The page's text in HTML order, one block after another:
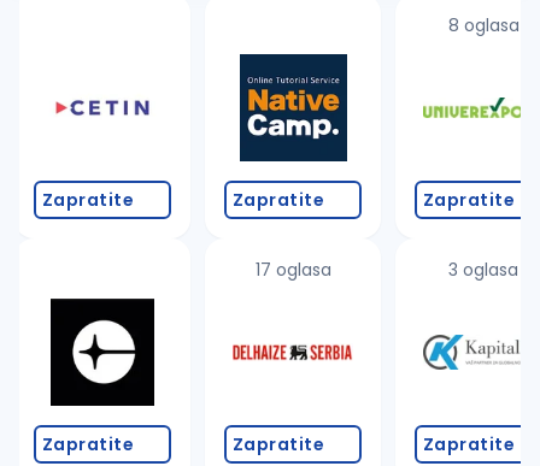
Zapratite
Zapratite
Zapratite
17 oglasa
Zapratite
8 oglasa
Zapratite
3 oglasa
Zapratite